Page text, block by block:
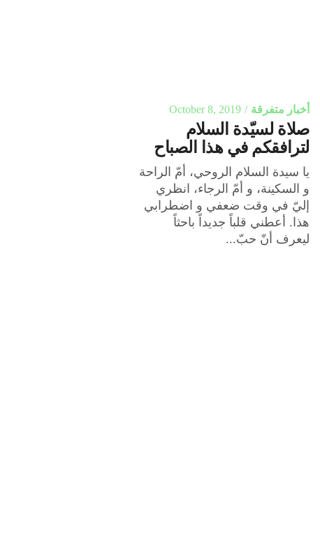
أخبار متفرقة October 8, 2019
صلاة لسيّدة السلام
لترافقكم في هذا الصباح
يا سيدة السلام الروحي، أمّ الراحة
و السكينة، و أمّ الرجاء، انظري
إليّ في وقت ضعفي و اضطرابي
هذا. أعطني قلباً جديداً باحثاً
ليعرف أنّ حبّ...